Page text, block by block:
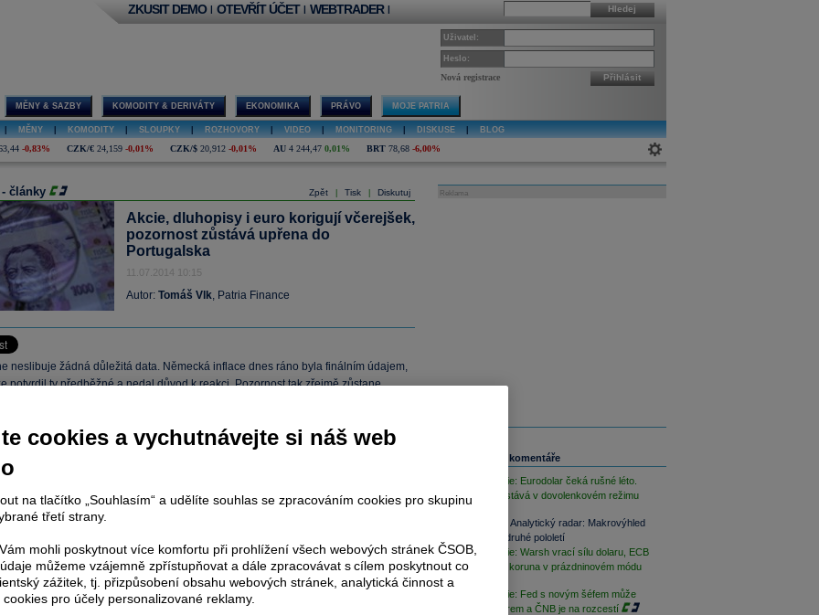
Hledej
ZKUSIT DEMO | OTEVŘÍT ÚČET | WEBTRADER |
Uživatel:
Heslo:
Nová registrace Přihlásit
MĚNY & SAZBY KOMODITY & DERIVÁTY EKONOMIKA PRÁVO MOJE PATRIA
MĚNY KOMODITY SLOUPKY ROZHOVORY VIDEO MONITORING DISKUSE BLOG
-0,83% CZK/€ 24,159 -0,01% CZK/$ 20,912 -0,01% AU 4 244,47 0,01% BRT 78,68 -6,00%
Zpět Tisk Diskutuj
- články
Akcie, dluhopisy i euro korigují včerejšek,
pozornost zůstává upřena do
Portugalska
11.07.2014 10:15
Autor: Tomáš Vlk, Patria Finance
neslibuje žádná důležitá data. Německá inflace dnes ráno byla finálním údajem,
potvrdil ty předběžné a nedal důvod k reakci. Pozornost tak zřejmě zůstane
Pluspřípadně uživatelům platformy Patria Direct. Pokud jste klientem
služeb, potom je nutné se
placeného informačního servisu získáte
ke kompletnímu zpravodajství
bez jakýchkoliv omezení. Veškeré
Reklama
Související komentáře
FX Strategie: Eurodolar čeká rušné léto.
Koruna zůstává v dovolenkovém režimu
PODCAST Analytický radar: Makrovýhled
Patrie pro druhé pololetí
FX Strategie: Warsh vrací sílu dolaru, ECB
vyčkává a koruna v prázdninovém módu
FX Strategie: Fed s novým šéfem může
otřást dolarem a ČNB je na rozcestí
cookies a vychutnávejte si náš web
na tlačítko „Souhlasím“ a udělíte souhlas se zpracováním cookies pro skupinu
třetí strany.
mohli poskytnout více komfortu při prohlížení všech webových stránek ČSOB,
můžeme vzájemně zpřístupňovat a dále zpracovávat s cílem poskytnout co
zážitek, tj. přizpůsobení obsahu webových stránek, analytická činnost a
pro účely personalizované reklamy.